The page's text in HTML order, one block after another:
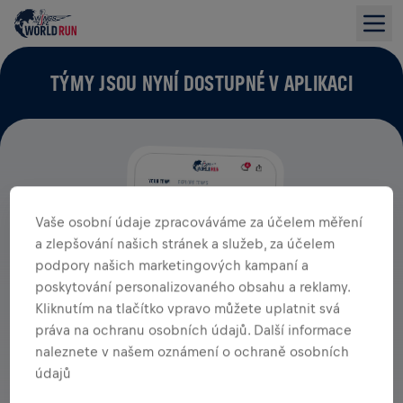
TÝMY JSOU NYNÍ DOSTUPNÉ V APLIKACI
Vaše osobní údaje zpracováváme za účelem měření
a zlepšování našich stránek a služeb, za účelem
podpory našich marketingových kampaní a
poskytování personalizovaného obsahu a reklamy.
Kliknutím na tlačítko vpravo můžete uplatnit svá
práva na ochranu osobních údajů. Další informace
naleznete v našem oznámení o ochraně osobních
údajů